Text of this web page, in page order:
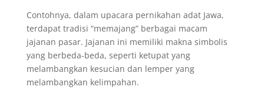
Contohnya, dalam upacara pernikahan adat Jawa,
terdapat tradisi “memajang” berbagai macam
jajanan pasar. Jajanan ini memiliki makna simbolis
yang berbeda-beda, seperti ketupat yang
melambangkan kesucian dan lemper yang
melambangkan kelimpahan.